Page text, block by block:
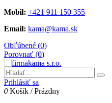
Mobil: +421 911 150 355
Email: kama@kama.sk
Obľúbené (0)
Porovnať (0)
Prihlásiť sa
0 Košík /Prázdny